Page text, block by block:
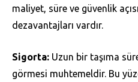
maliyet, süre ve güvenlik
dezavantajları vardır.
Sigorta: Uzun bir taşıma
görmesi muhtemeldir. Bu